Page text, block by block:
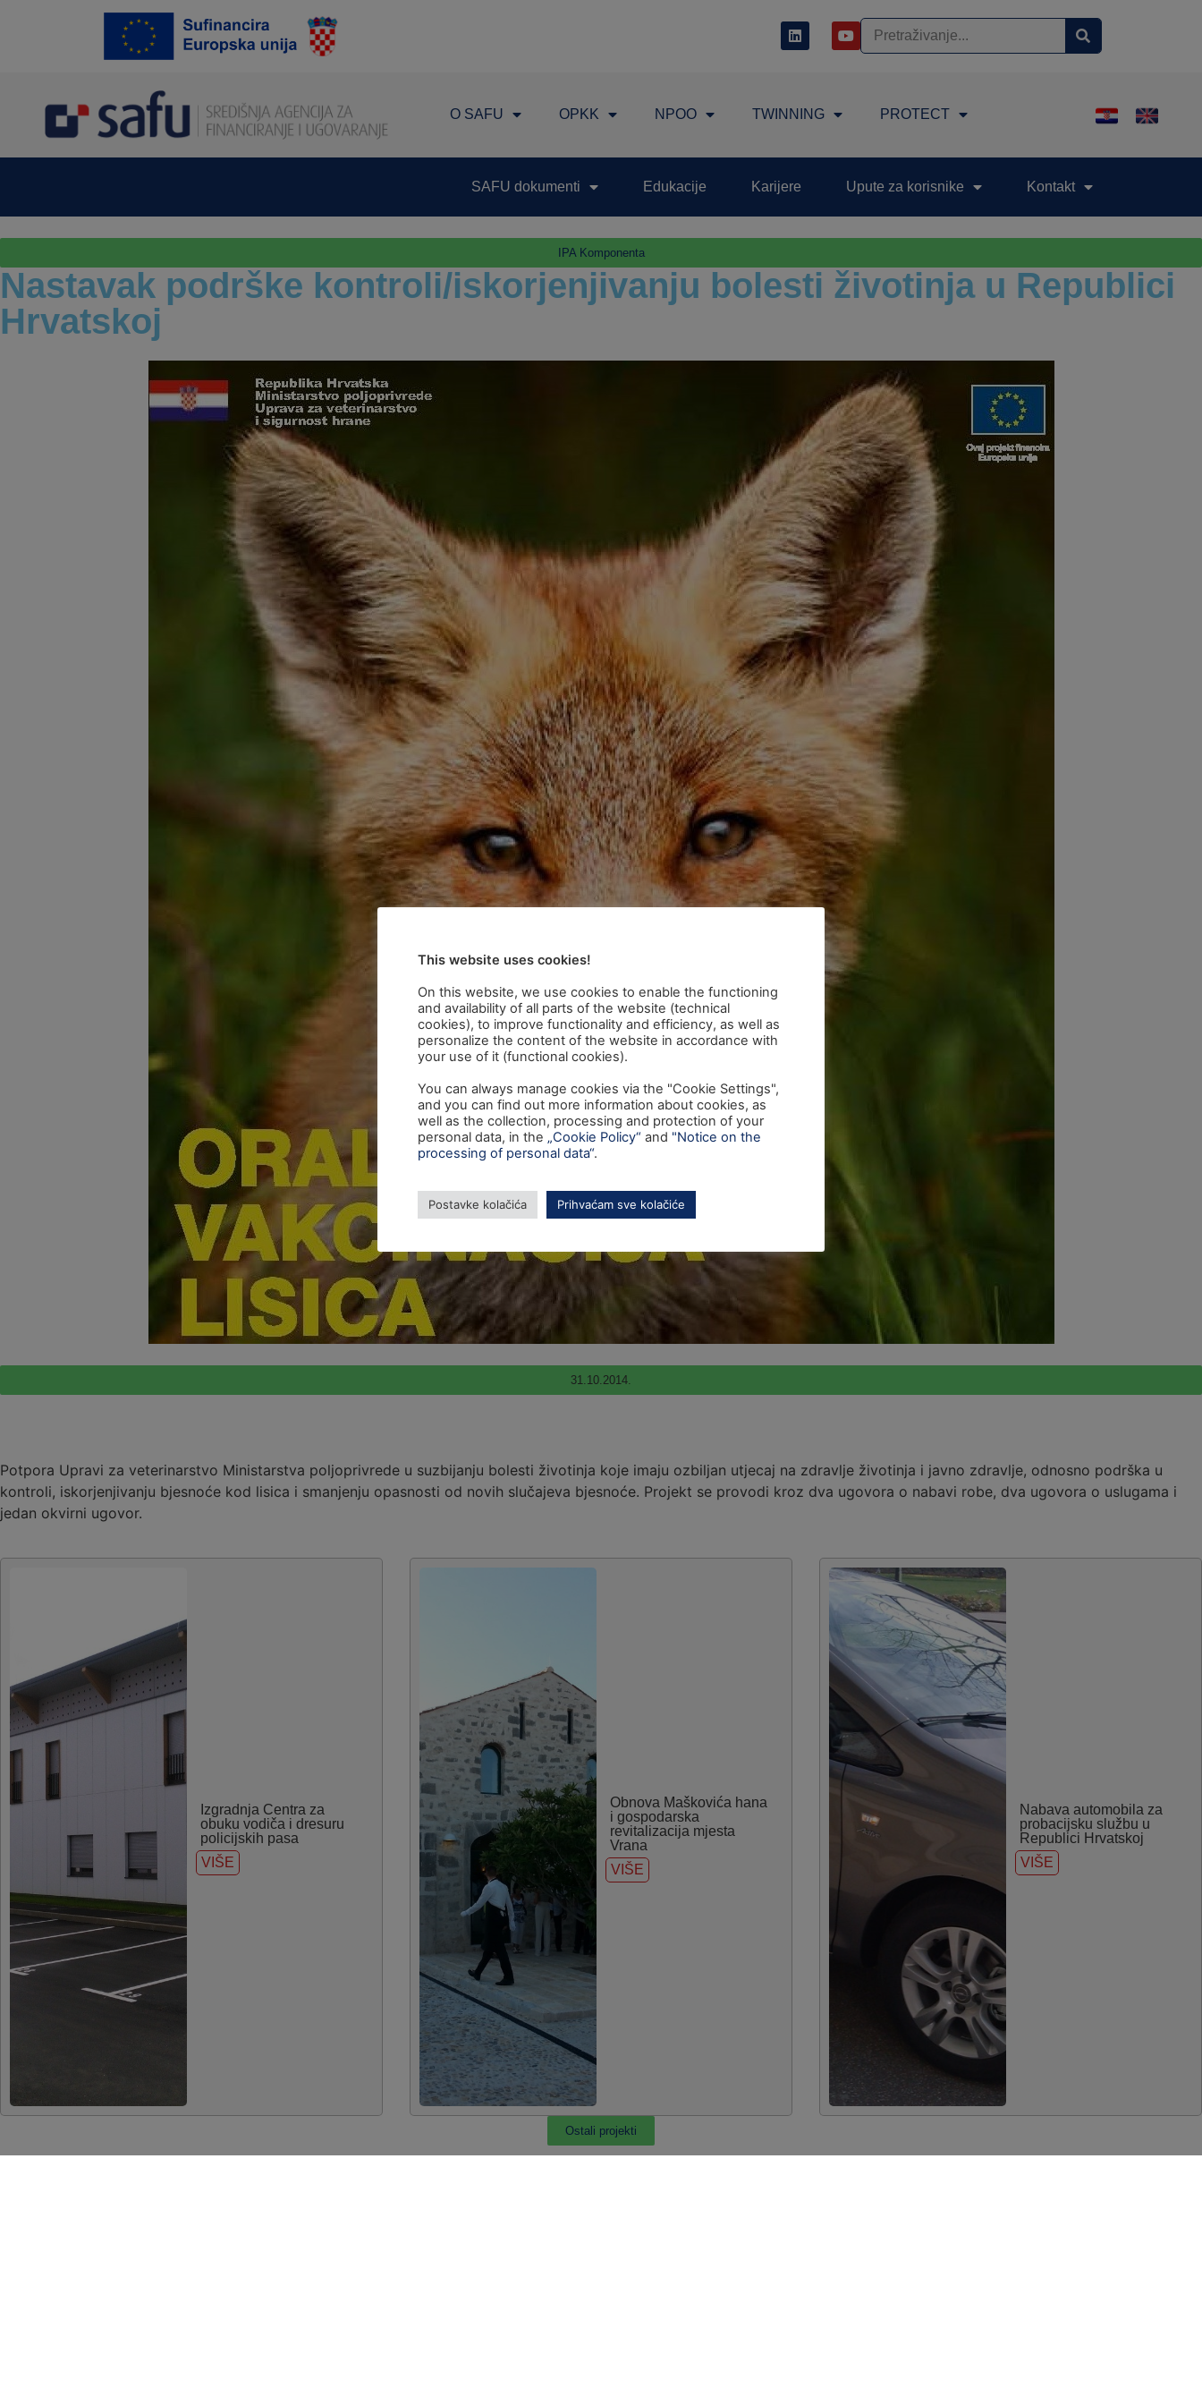
O SAFU OPKK NPOO TWINNING PROTECT
SAFU dokumenti Edukacije Karijere Upute za korisnike Kontakt
IPA Komponenta
Nastavak podrške kontroli/iskorjenjivanju bolesti životinja u Republici
Hrvatskoj
31.10.2014.
Potpora Upravi za veterinarstvo Ministarstva poljoprivrede u suzbijanju bolesti životinja koje imaju ozbiljan utjecaj na zdravlje životinja i javno zdravlje, odnosno podrška u
kontroli, iskorjenjivanju bjesnoće kod lisica i smanjenju opasnosti od novih slučajeva bjesnoće. Projekt se provodi kroz dva ugovora o nabavi robe, dva ugovora o uslugama i
jedan okvirni ugovor.
Izgradnja Centra za
obuku vodiča i dresuru
policijskih pasa
VIŠE
Obnova Maškovića hana
i gospodarska
revitalizacija mjesta
Vrana
VIŠE
Nabava automobila za
probacijsku službu u
Republici Hrvatskoj
VIŠE
Ostali projekti
This website uses cookies!
On this website, we use cookies to enable the functioning
and availability of all parts of the website (technical
cookies), to improve functionality and efficiency, as well as
personalize the content of the website in accordance with
your use of it (functional cookies).
You can always manage cookies via the "Cookie Settings",
and you can find out more information about cookies, as
well as the collection, processing and protection of your
personal data, in the „Cookie Policy“ and "Notice on the
processing of personal data“.
Postavke kolačića Prihvaćam sve kolačiće